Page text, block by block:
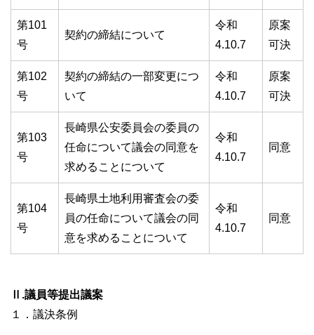
第101
号
契約の締結について
令和
4.10.7
原案
可決
第102
号
契約の締結の一部変更につ
いて
令和
4.10.7
原案
可決
第103
号
長崎県公安委員会の委員の
任命について議会の同意を
求めることについて
令和
4.10.7
同意
第104
号
長崎県土地利用審査会の委
員の任命について議会の同
意を求めることについて
令和
4.10.7
同意
Ⅱ.議員等提出議案
１．議決条例